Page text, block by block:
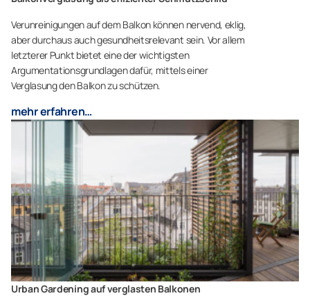
Verunreinigungen auf dem Balkon können nervend, eklig,
aber durchaus auch gesundheitsrelevant sein. Vor allem
letzterer Punkt bietet eine der wichtigsten
Argumentationsgrundlagen dafür, mittels einer
Verglasung den Balkon zu schützen.
mehr erfahren…
Urban Gardening auf verglasten Balkonen